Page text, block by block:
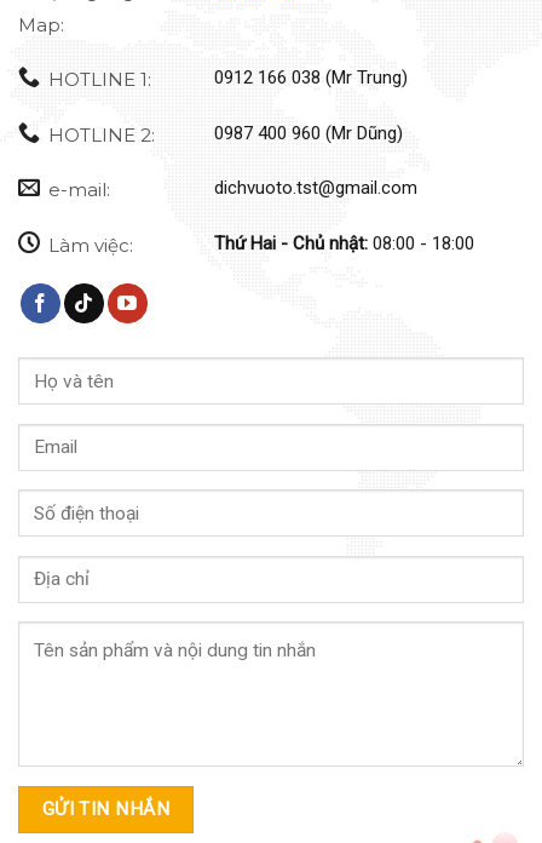
Map:
HOTLINE 1: 0912 166 038 (Mr Trung)
HOTLINE 2: 0987 400 960 (Mr Dũng)
e-mail: dichvuoto.tst@gmail.com
Làm việc: Thứ Hai - Chủ nhật: 08:00 - 18:00